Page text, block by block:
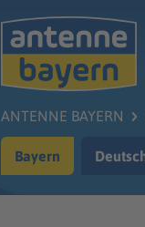
ANTENNE BAYERN
Bayern